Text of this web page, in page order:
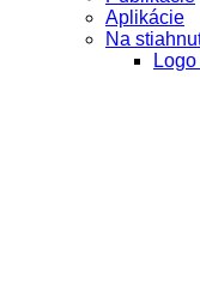
Aplikácie
Na